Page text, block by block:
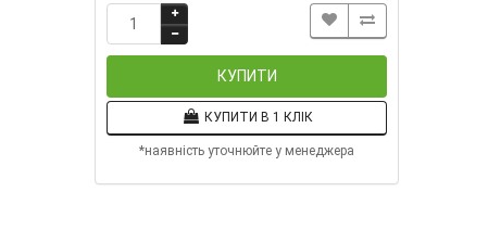
КУПИТИ
КУПИТИ В 1 КЛІК
*наявність уточнюйте у менеджера